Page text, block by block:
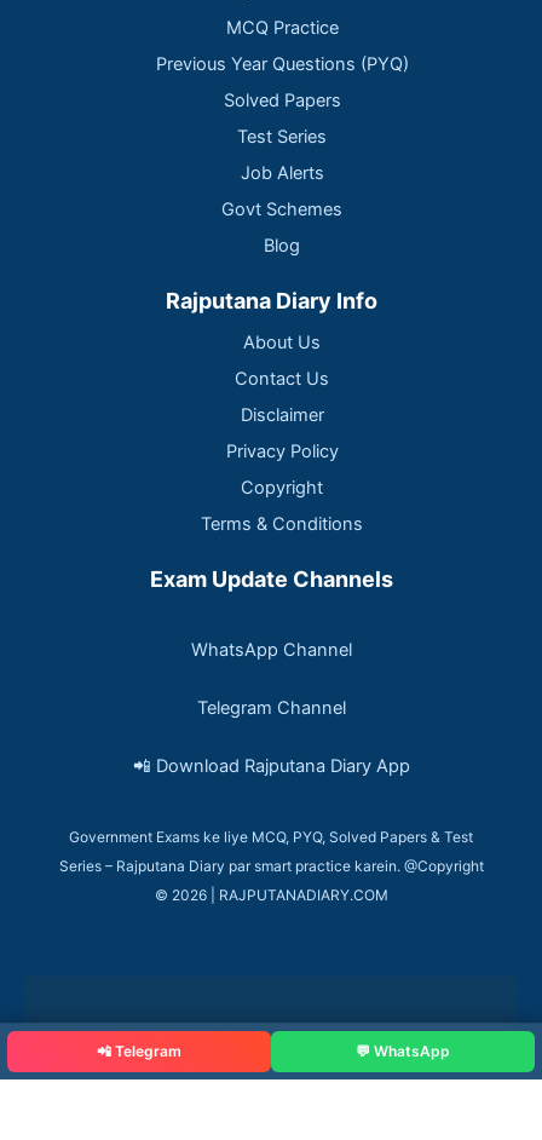
MCQ Practice
Previous Year Questions (PYQ)
Solved Papers
Test Series
Job Alerts
Govt Schemes
Blog
Rajputana Diary Info
About Us
Contact Us
Disclaimer
Privacy Policy
Copyright
Terms & Conditions
Exam Update Channels
WhatsApp Channel
Telegram Channel
📲 Download Rajputana Diary App
Government Exams ke liye MCQ, PYQ, Solved Papers & Test
Series – Rajputana Diary par smart practice karein. @Copyright
© 2026 | RAJPUTANADIARY.COM
📲 Telegram 💬 WhatsApp